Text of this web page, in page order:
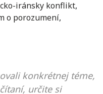
iránsky konflikt,
o porozumení,
konkrétnej téme,
určite si